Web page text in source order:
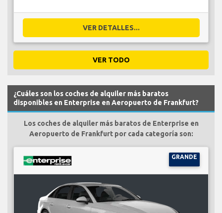
VER DETALLES...
VER TODO
¿Cuáles son los coches de alquiler más baratos
disponibles en Enterprise en Aeropuerto de Frankfurt?
Los coches de alquiler más baratos de Enterprise en
Aeropuerto de Frankfurt por cada categoría son:
GRANDE